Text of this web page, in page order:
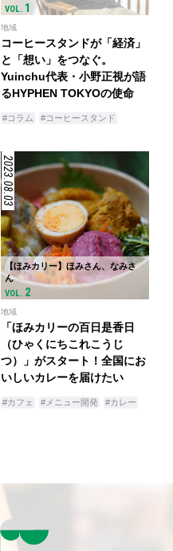
VOL. 1
地域
コーヒースタンドが「経済」
と「想い」をつなぐ。
Yuinchu代表・小野正視が語
るHYPHEN TOKYOの使命
#コラム #コーヒースタンド
2023.08.03
【ほみカリー】ほみさん、なみさ
ん
VOL. 2
地域
「ほみカリーの百日是香日
（ひゃくにちこれこうじ
つ）」がスタート！全国にお
いしいカレーを届けたい
#カフェ #メニュー開発 #カレー